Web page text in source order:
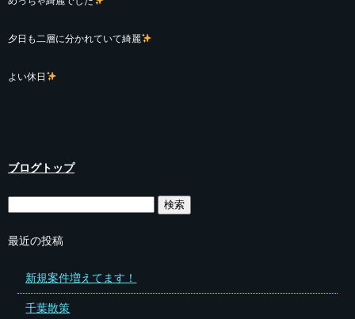
夕日も二層に分かれていて綺麗
よい休日
ブログトップ
最近の投稿
新規案件増えてます！
千葉散策